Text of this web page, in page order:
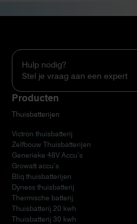
Hulp nodig?
Stel je vraag aan een expert
Producten
Thuisbatterijen
Victron thuisbatterij
Zelfbouw Thuisbatterijen
Generieke 48V Accu’s
Growatt accu’s
Bliq thuisbatterijen
Dyness thuisbatterij
Thermische batterij
Thuisbatterij 20 kwh
Thuisbatterij 30 kwh